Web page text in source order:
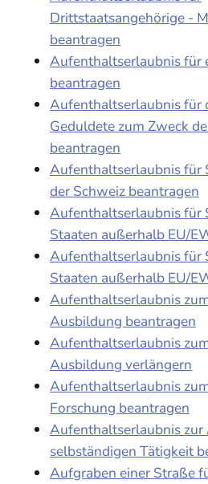
Drittstaatsangehörige -
beantragen
Aufenthaltserlaubnis für
beantragen
Aufenthaltserlaubnis für
Geduldete zum Zweck
beantragen
Aufenthaltserlaubnis für
der Schweiz beantragen
Aufenthaltserlaubnis für
Staaten außerhalb EU/
Aufenthaltserlaubnis für
Staaten außerhalb EU/
Aufenthaltserlaubnis
Ausbildung beantragen
Aufenthaltserlaubnis
Ausbildung verlängern
Aufenthaltserlaubnis
Forschung beantragen
Aufenthaltserlaubnis zur
selbständigen Tätigkeit
Aufgraben einer Straße